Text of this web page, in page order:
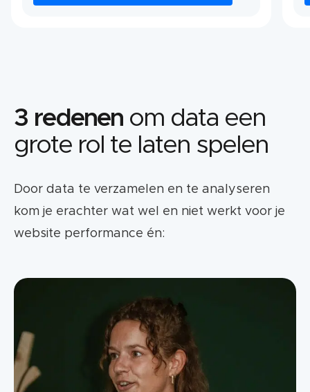
3 redenen om data een
grote rol te laten spelen
Door data te verzamelen en te analyseren
kom je erachter wat wel en niet werkt voor je
website performance én: